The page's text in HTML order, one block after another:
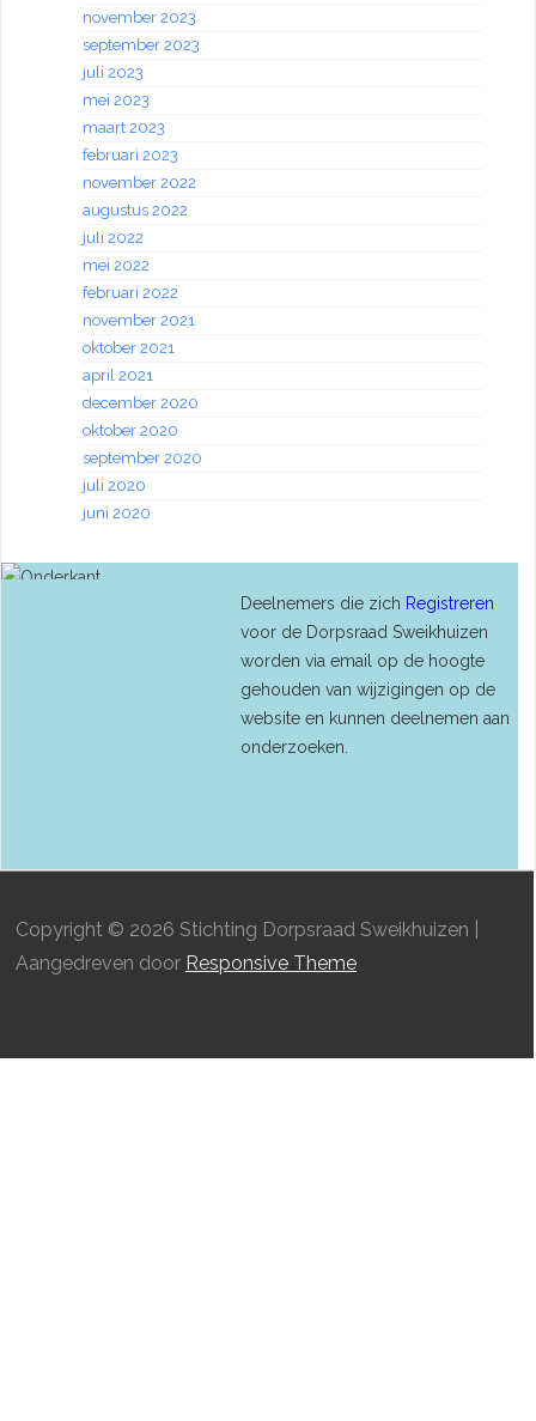
november 2023
september 2023
juli 2023
mei 2023
maart 2023
februari 2023
november 2022
augustus 2022
juli 2022
mei 2022
februari 2022
november 2021
oktober 2021
april 2021
december 2020
oktober 2020
september 2020
juli 2020
juni 2020
Deelnemers die zich Registreren
voor de Dorpsraad Sweikhuizen
worden via email op de hoogte
gehouden van wijzigingen op de
website en kunnen deelnemen aan
onderzoeken.
Copyright © 2026 Stichting Dorpsraad Sweikhuizen
Aangedreven door Responsive Theme